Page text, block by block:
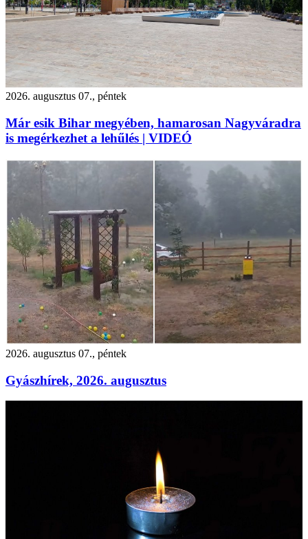
2026. augusztus 07., péntek
Már esik Bihar megyében, hamarosan Nagyváradra
is megérkezhet a lehűlés | VIDEÓ
2026. augusztus 07., péntek
Gyászhírek, 2026. augusztus